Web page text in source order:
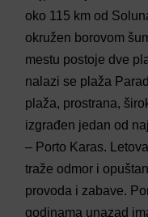
oko 115 km od
okružen borovom
mestu postoje dve
nalazi se plaža
plaža, prostrana,
izgrađen jedan od
– Porto Karas.
traže odmor i
provoda i zabave.
godinama unazad